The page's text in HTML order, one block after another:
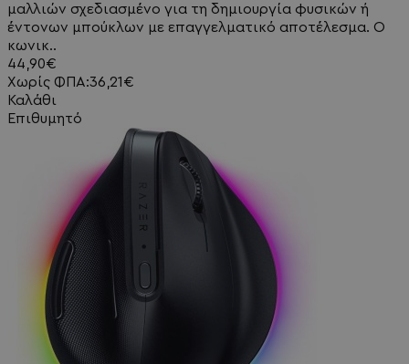
μαλλιών σχεδιασμένο για τη δημιουργία φυσικών ή
έντονων μπούκλων με επαγγελματικό αποτέλεσμα. Ο
κωνικ..
44,90€
Χωρίς ΦΠΑ:36,21€
Καλάθι
Επιθυμητό